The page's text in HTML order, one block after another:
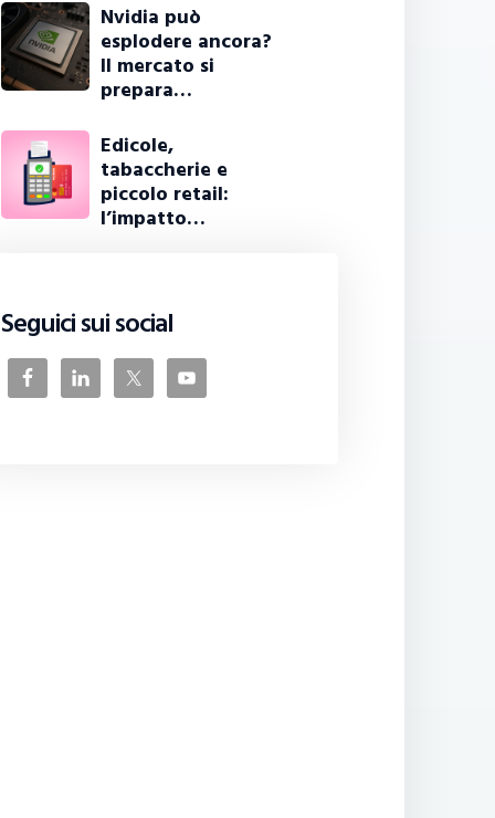
Nvidia può
esplodere ancora?
Il mercato si
prepara…
Edicole,
tabaccherie e
piccolo retail:
l’impatto…
Seguici sui social